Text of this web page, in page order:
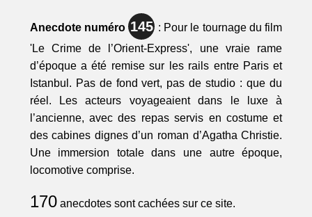
Anecdote numéro 145 : Pour le tournage du film
'Le Crime de l’Orient-Express', une vraie rame
d’époque a été remise sur les rails entre Paris et
Istanbul. Pas de fond vert, pas de studio : que du
réel. Les acteurs voyageaient dans le luxe à
l’ancienne, avec des repas servis en costume et
des cabines dignes d’un roman d’Agatha Christie.
Une immersion totale dans une autre époque,
locomotive comprise.
170anecdotes sont cachées sur ce site.